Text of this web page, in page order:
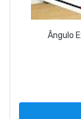
Ângulo